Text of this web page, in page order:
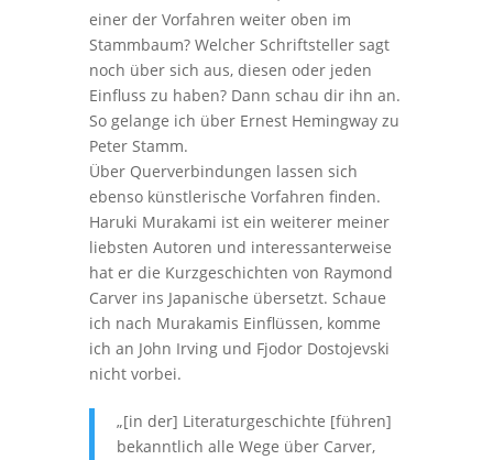
einer der Vorfahren weiter oben im
Stammbaum? Welcher Schriftsteller sagt
noch über sich aus, diesen oder jeden
Einfluss zu haben? Dann schau dir ihn an.
So gelange ich über Ernest Hemingway zu
Peter Stamm.
Über Querverbindungen lassen sich
ebenso künstlerische Vorfahren finden.
Haruki Murakami ist ein weiterer meiner
liebsten Autoren und interessanterweise
hat er die Kurzgeschichten von Raymond
Carver ins Japanische übersetzt. Schaue
ich nach Murakamis Einflüssen, komme
ich an John Irving und Fjodor Dostojevski
nicht vorbei.
„[in der] Literaturgeschichte [führen]
bekanntlich alle Wege über Carver,